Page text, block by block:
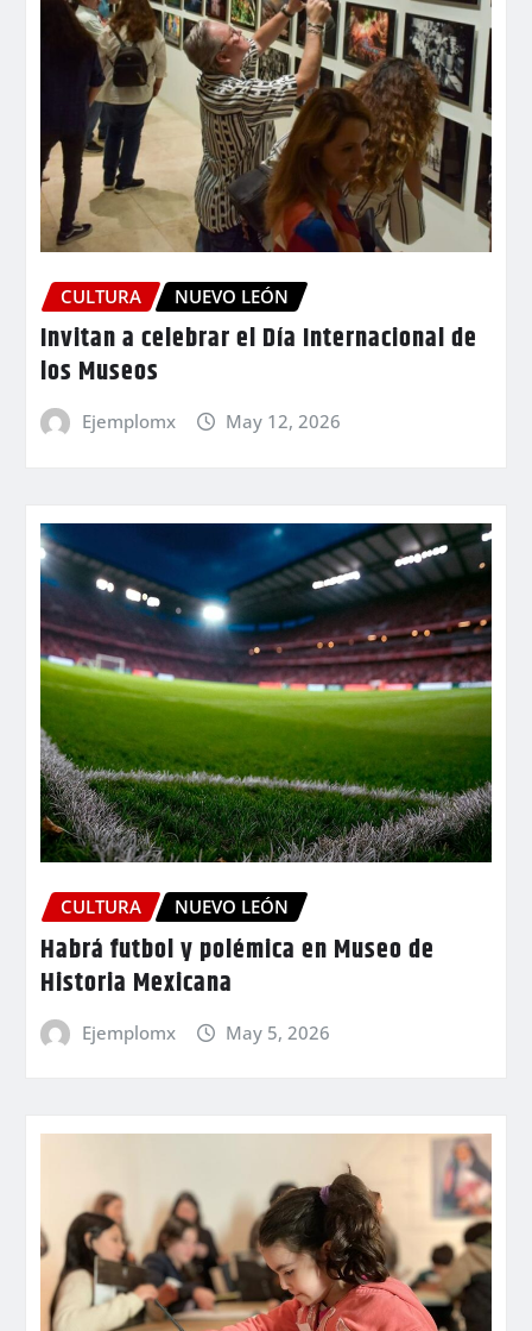
CULTURA NUEVO LEÓN
Invitan a celebrar el Día Internacional de
los Museos
Ejemplomx May 12, 2026
CULTURA NUEVO LEÓN
Habrá futbol y polémica en Museo de
Historia Mexicana
Ejemplomx May 5, 2026